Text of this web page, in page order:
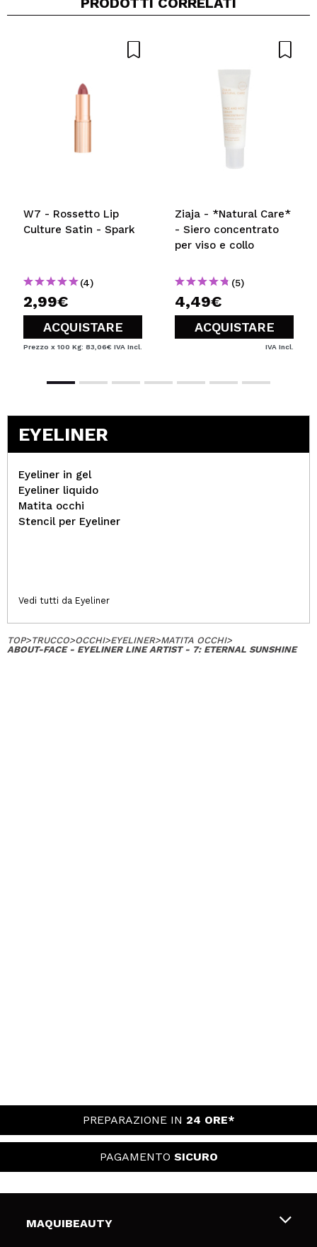
Il tuo video potrebbe essere il primo. Immaginalo...
Consiglieresti questo acquisto? Si
W7 - Rossetto Lip
Culture Satin - Spark
(4)
2,99€
ACQUISTARE
Prezzo x 100 Kg: 83,06€ IVA Incl.
Ziaja - *Natural Care*
- Siero concentrato
per viso e collo
(5)
4,49€
ACQUISTARE
IVA Incl.
EYELINER
Eyeliner in gel
Eyeliner liquido
Matita occhi
Stencil per Eyeliner
Vedi tutti da Eyeliner
TOP>TRUCCO>OCCHI>EYELINER>MATITA OCCHI>
ABOUT-FACE - EYELINER LINE ARTIST - 7: ETERNAL SUNSHINE
PREPARAZIONE IN 24 ORE*
PAGAMENTO SICURO
MAQUIBEAUTY